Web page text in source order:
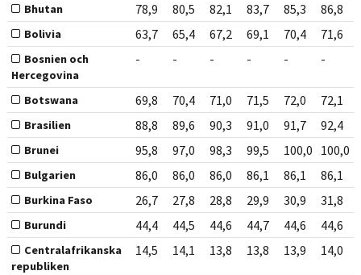
Bhutan 78,9 80,5 82,1 83,7 85,3 86,8
Bolivia 63,7 65,4 67,2 69,1 70,4 71,6
Bosnien och
Hercegovina
- - - - - -
Botswana 69,8 70,4 71,0 71,5 72,0 72,1
Brasilien 88,8 89,6 90,3 91,0 91,7 92,4
Brunei 95,8 97,0 98,3 99,5 100,0 100,0
Bulgarien 86,0 86,0 86,0 86,1 86,1 86,1
Burkina Faso 26,7 27,8 28,8 29,9 30,9 31,8
Burundi 44,4 44,5 44,6 44,7 44,6 44,6
Centralafrikanska
republiken
14,5 14,1 13,8 13,8 13,9 14,0